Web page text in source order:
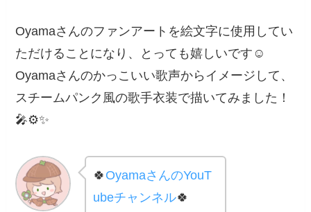
Oyamaさんのファンアートを絵文字に使用してい
ただけることになり、とっても嬉しいです☺️
Oyamaさんのかっこいい歌声からイメージして、
スチームパンク風の歌手衣装で描いてみました！
🎤⚙✨
🍀 OyamaさんのYouT
ubeチャンネル🍀